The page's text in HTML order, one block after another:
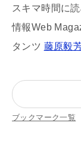
スキマ時間に
情報Web
タンツ 藤原毅
ブックマーク一覧